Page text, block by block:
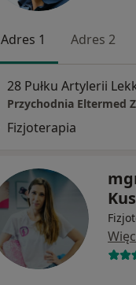
Adres 1 Adres 2
28 Pułku Artylerii
Przychodnia Eltermed
Fizjoterapia